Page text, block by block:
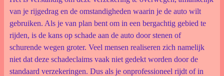
van je rijgedrag en de omstandigheden waarin je de auto wilt
gebruiken. Als je van plan bent om in een bergachtig gebied te
rijden, is de kans op schade aan de auto door stenen of
schurende wegen groter. Veel mensen realiseren zich namelijk
niet dat deze schadeclaims vaak niet gedekt worden door de
standaard verzekeringen. Dus als je onprofessioneel rijdt of in